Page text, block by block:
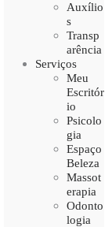
Auxílio
s
Transp
arência
Serviços
Meu
Escritór
io
Psicolo
gia
Espaço
Beleza
Massot
erapia
Odonto
logia